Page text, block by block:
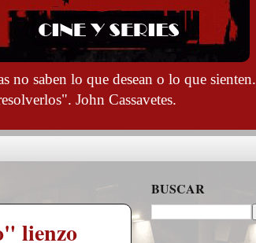
no saben lo que desean o lo que sienten.
John Cassavetes.
lienzo
BUSCAR